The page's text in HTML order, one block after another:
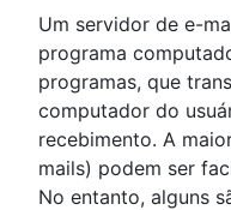
Um servidor de e-
programa
programas, que
computador do
recebimento. A
mails) podem ser
No entanto, alguns